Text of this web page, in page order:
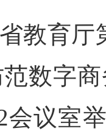
教育厅
数字
会议室